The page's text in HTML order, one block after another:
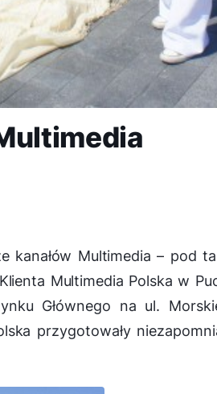
kanałów Multimedia – pod
Multimedia Polska w
Głównego na ul.
przygotowały